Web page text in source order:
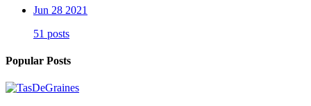
Jun 28 2021
51 posts
Popular Posts